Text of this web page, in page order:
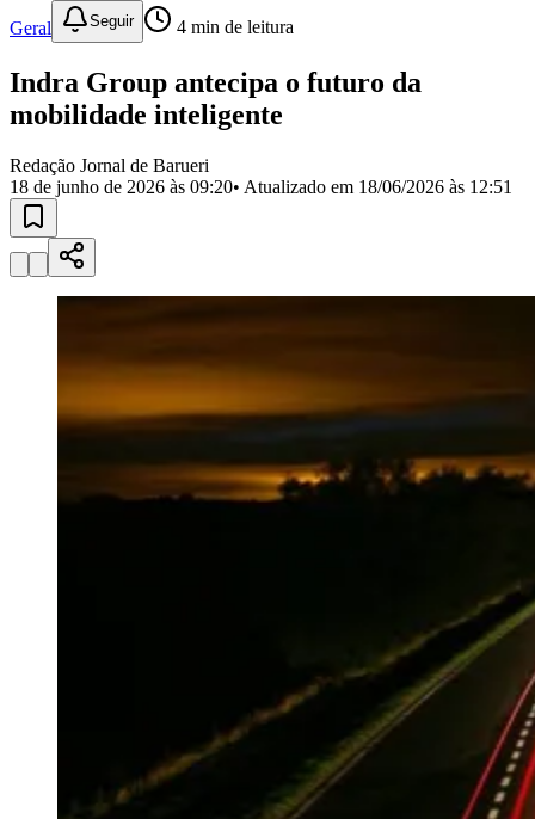
Bairros de Barueri
Selecione sua regiãoPara notícias da sua região
JubranBelvalBethavilleBoa
VistaCalifórnia CarapicuíbaCentroChácaras MarcoCidades da
Região
Militar
Califórnia Jardim dos Altos
Esperança Jardim Graziela
Parque ImperialParque Santa Luzia
ParnaíbaSilveiraTamboréVale do SolVila Barros Vila Boa Vista
Vila PortoVotupoca
Santana de ParnaíbaOsasco CarapicuíbaJandira
Pirapora
Araçariguama CajamarCaieiras
Geral Seguir 4 min de leitura
Indra Group antecipa o futuro da
mobilidade inteligente
Redação Jornal de Barueri
18 de junho de 2026 às 09:20• Atualizado em 18/06/2026 às 12:51